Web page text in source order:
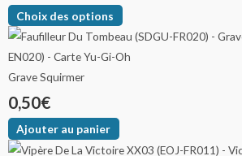
Choix des options
Grave Squirmer
0,50€
Ajouter au panier